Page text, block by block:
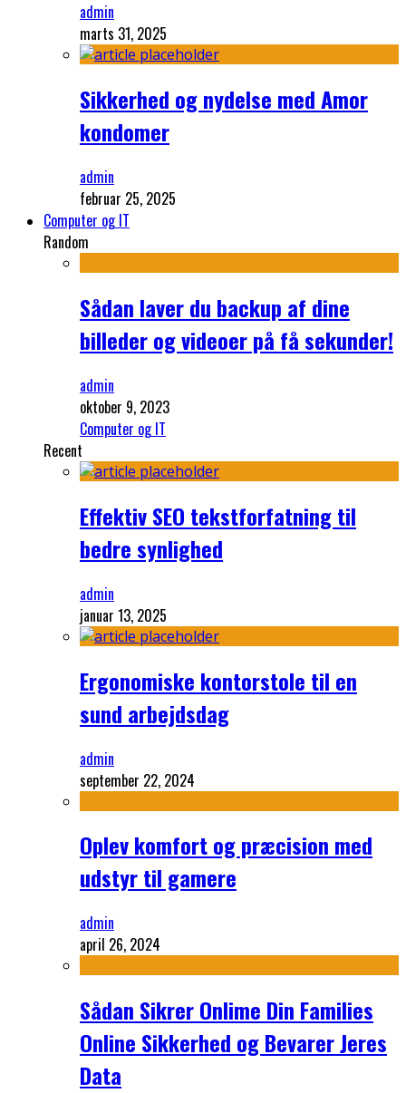
admin
marts 31, 2025
Sikkerhed og nydelse med Amor
kondomer
admin
februar 25, 2025
Computer og IT
Random
Sådan laver du backup af dine
billeder og videoer på få sekunder!
admin
oktober 9, 2023
Computer og IT
Recent
Effektiv SEO tekstforfatning til
bedre synlighed
admin
januar 13, 2025
Ergonomiske kontorstole til en
sund arbejdsdag
admin
september 22, 2024
Oplev komfort og præcision med
udstyr til gamere
admin
april 26, 2024
Sådan Sikrer Onlime Din Families
Online Sikkerhed og Bevarer Jeres
Data